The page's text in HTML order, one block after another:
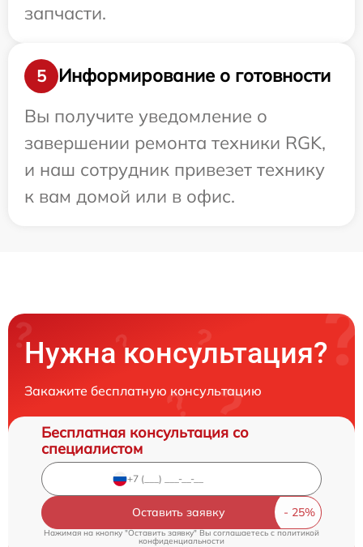
запчасти.
5
Информирование о готовности
Вы получите уведомление о
завершении ремонта техники RGK,
и наш сотрудник привезет технику
к вам домой или в офис.
Нужна консультация?
Закажите бесплатную консультацию
Бесплатная консультация со
специалистом
Оставить заявку
Нажимая на кнопку "Оставить заявку" Вы соглашаетесь cполитикой
конфиденциальности